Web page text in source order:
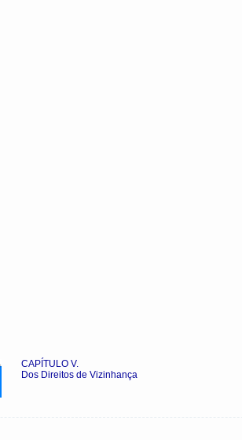
CAPÍTULO V.
Dos Direitos de Vizinhança